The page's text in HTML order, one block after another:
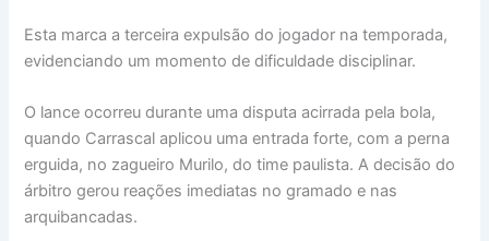
Esta marca a terceira expulsão do jogador na temporada,
evidenciando um momento de dificuldade disciplinar.
O lance ocorreu durante uma disputa acirrada pela bola,
quando Carrascal aplicou uma entrada forte, com a perna
erguida, no zagueiro Murilo, do time paulista. A decisão do
árbitro gerou reações imediatas no gramado e nas
arquibancadas.